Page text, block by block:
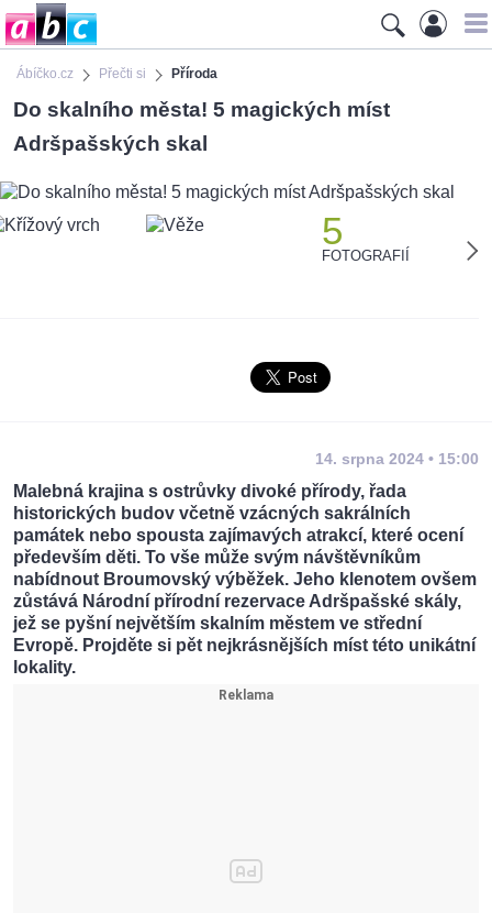
Ábíčko.cz Přečti si Příroda
Do skalního města! 5 magických míst
Adršpašských skal
5
FOTOGRAFIÍ
14. srpna 2024 • 15:00
Malebná krajina s ostrůvky divoké přírody, řada
historických budov včetně vzácných sakrálních
památek nebo spousta zajímavých atrakcí, které ocení
především děti. To vše může svým návštěvníkům
nabídnout Broumovský výběžek. Jeho klenotem ovšem
zůstává Národní přírodní rezervace Adršpašské skály,
jež se pyšní největším skalním městem ve střední
Evropě. Projděte si pět nejkrásnějších míst této unikátní
lokality.